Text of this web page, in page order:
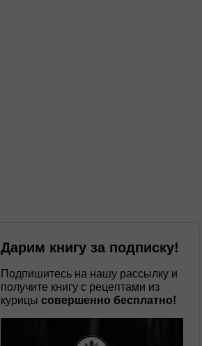
Дарим книгу за подписку!
Подпишитесь на нашу рассылку и
получите книгу с рецептами из
курицы совершенно бесплатно!